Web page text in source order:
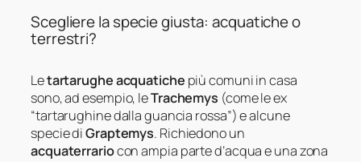
Scegliere la specie giusta: acquatiche o
terrestri?
Letartarughe acquatiche più comuni in casa
sono, ad esempio, leTrachemys (come le ex
“tartarughine dalla guancia rossa”) e alcune
specie diGraptemys. Richiedono un
acquaterrariocon ampia parte d’acqua e una zona